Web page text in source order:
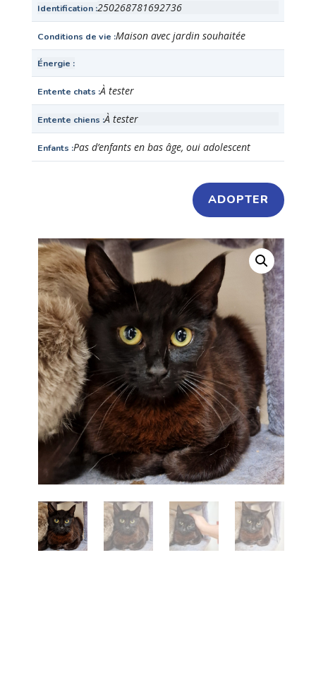
Identification 250268781692736
Conditions de vie Maison avec jardin souhaitée
Énergie
Entente chats À tester
Entente chiens À tester
Enfants Pas d’enfants en bas âge, oui adolescent
ADOPTER